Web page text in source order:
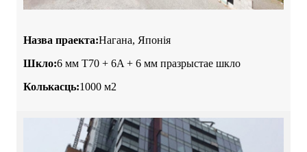
Назва праекта:Нагана, Японія
Шкло:6 мм T70 + 6A + 6 мм празрыстае шкло
Колькасць:1000 м2